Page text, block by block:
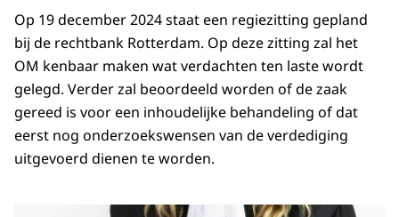
Op 19 december 2024 staat een regiezitting gepland
bij de rechtbank Rotterdam. Op deze zitting zal het
OM kenbaar maken wat verdachten ten laste wordt
gelegd. Verder zal beoordeeld worden of de zaak
gereed is voor een inhoudelijke behandeling of dat
eerst nog onderzoekswensen van de verdediging
uitgevoerd dienen te worden.